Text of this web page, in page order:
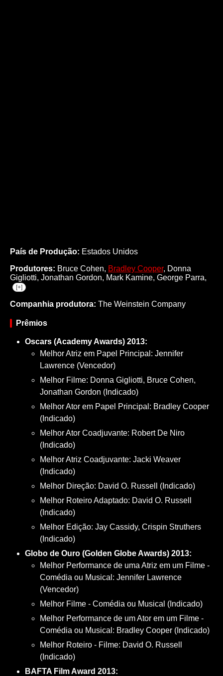
País de Produção: Estados Unidos
Produtores: Bruce Cohen, Bradley Cooper, Donna
Gigliotti, Jonathan Gordon, Mark Kamine, George Parra,
[+]
Companhia produtora: The Weinstein Company
Prêmios
Oscars (Academy Awards) 2013:
Melhor Atriz em Papel Principal: Jennifer
Lawrence (Vencedor)
Melhor Filme: Donna Gigliotti, Bruce Cohen,
Jonathan Gordon (Indicado)
Melhor Ator em Papel Principal: Bradley Cooper
(Indicado)
Melhor Ator Coadjuvante: Robert De Niro
(Indicado)
Melhor Atriz Coadjuvante: Jacki Weaver
(Indicado)
Melhor Direção: David O. Russell (Indicado)
Melhor Roteiro Adaptado: David O. Russell
(Indicado)
Melhor Edição: Jay Cassidy, Crispin Struthers
(Indicado)
Globo de Ouro (Golden Globe Awards) 2013:
Melhor Performance de uma Atriz em um Filme -
Comédia ou Musical: Jennifer Lawrence
(Vencedor)
Melhor Filme - Comédia ou Musical (Indicado)
Melhor Performance de um Ator em um Filme -
Comédia ou Musical: Bradley Cooper (Indicado)
Melhor Roteiro - Filme: David O. Russell
(Indicado)
BAFTA Film Award 2013: